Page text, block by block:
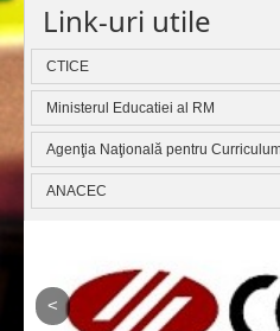
Link-uri utile
CTICE
Ministerul Educatiei al RM
Agenţia Naţională pentru
ANACEC